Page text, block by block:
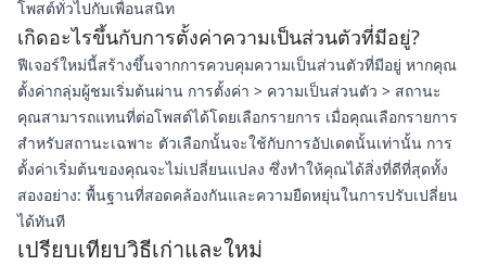
โพสต์ทั่วไปกับเพื่อนสนิท
เกิดอะไรขึ้นกับการตั้งค่าความเป็นส่วนตัวที่มีอยู่?
ฟีเจอร์ใหม่นี้สร้างขึ้นจากการควบคุมความเป็นส่วนตัวที่มีอยู่ หากคุณ
ตั้งค่ากลุ่มผู้ชมเริ่มต้นผ่าน การตั้งค่า > ความเป็นส่วนตัว > สถานะ
คุณสามารถแทนที่ต่อโพสต์ได้โดยเลือกรายการ เมื่อคุณเลือกรายการ
สำหรับสถานะเฉพาะ ตัวเลือกนั้นจะใช้กับการอัปเดตนั้นเท่านั้น การ
ตั้งค่าเริ่มต้นของคุณจะไม่เปลี่ยนแปลง ซึ่งทำให้คุณได้สิ่งที่ดีที่สุดทั้ง
สองอย่าง: พื้นฐานที่สอดคล้องกันและความยืดหยุ่นในการปรับเปลี่ยน
ได้ทันที
เปรียบเทียบวิธีเก่าและใหม่